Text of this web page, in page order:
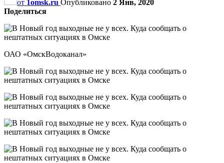
от 1omsk.ru Опубликовано 2 Янв, 2020
Поделиться
ОАО «ОмскВодоканал»